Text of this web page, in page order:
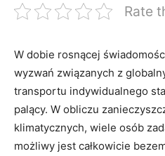
Rate
W dobie⁢ rosnącej
wyzwań związanych z
⁣transportu indywidualnego
palący. W obliczu
klimatycznych, wiele osób
⁢możliwy jest całkowicie